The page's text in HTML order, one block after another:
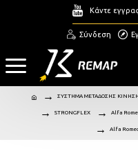
Κάντε
Σύνδεση
ΣΥΣΤΗΜΑ ΜΕΤΑΔΟΣΗΣ
STRONGFLEX Alfa
Alfa